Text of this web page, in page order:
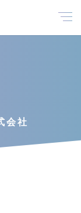
会社